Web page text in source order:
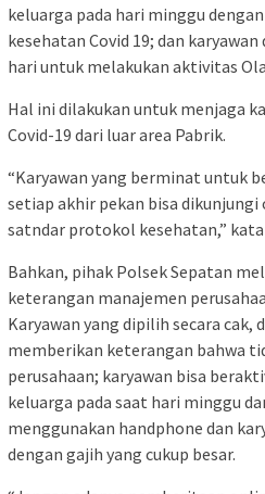
keluarga pada hari minggu
kesehatan Covid 19; dan
hari untuk melakukan aktivitas
Hal ini dilakukan untuk menjaga
Covid-19 dari luar area Pabrik.
“Karyawan yang berminat untuk
setiap akhir pekan bisa dikunjungi
satndar protokol kesehatan,”
Bahkan, pihak Polsek Sepatan
keterangan manajemen
Karyawan yang dipilih secara cak,
memberikan keterangan bahwa
perusahaan; karyawan bisa
keluarga pada saat hari minggu
menggunakan handphone dan
dengan gajih yang cukup besar.